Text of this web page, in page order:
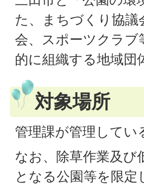
た、まちづくり協議
会、スポーツクラブ
的に組織する地域団
対象場所
管理課が管理してい
なお、除草作業及び
となる公園等を限